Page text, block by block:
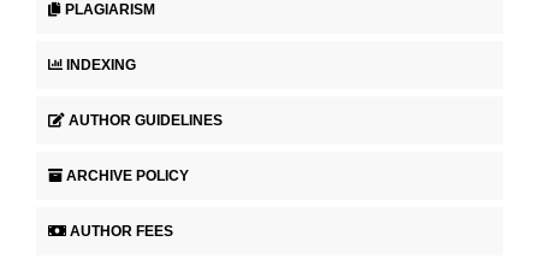
PLAGIARISM
INDEXING
AUTHOR GUIDELINES
ARCHIVE POLICY
AUTHOR FEES